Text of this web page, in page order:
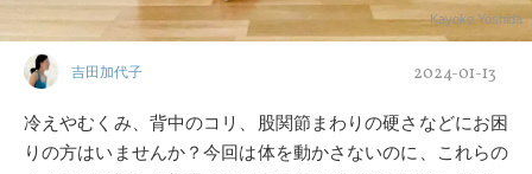
Kayoko Yoshida
吉田加代子 2024-01-13
冷えやむくみ、背中のコリ、股関節まわりの硬さなどにお困
りの方はいませんか？今回は体を動かさないのに、これらの